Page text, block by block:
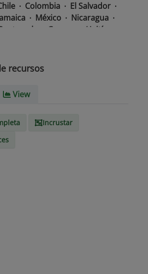
Colombia
El Salvador
México
Nicaragua
Guyana
Haití
Paraguay
text/csv
recursos
View
Incrustar